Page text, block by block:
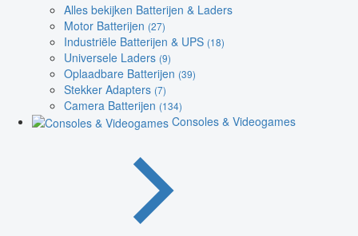
Alles bekijken Batterijen & Laders
Motor Batterijen (27)
Industriële Batterijen & UPS (18)
Universele Laders (9)
Oplaadbare Batterijen (39)
Stekker Adapters (7)
Camera Batterijen (134)
Consoles & Videogames